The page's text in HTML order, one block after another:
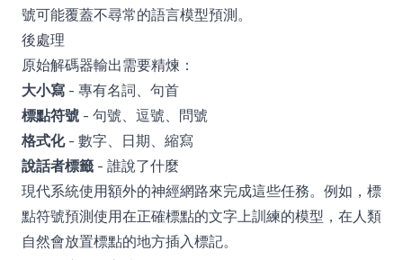
號可能覆蓋不尋常的語言模型預測。
後處理
原始解碼器輸出需要精煉：
大小寫 - 專有名詞、句首
標點符號 - 句號、逗號、問號
格式化- 數字、日期、縮寫
說話者標籤 - 誰說了什麼
現代系統使用額外的神經網路來完成這些任務。例如，標
點符號預測使用在正確標點的文字上訓練的模型，在人類
自然會放置標點的地方插入標記。